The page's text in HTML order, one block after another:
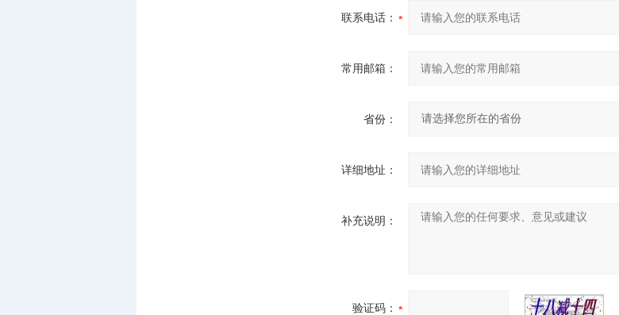
联系电话：
常用邮箱：
省份：
详细地址：
补充说明：
验证码：